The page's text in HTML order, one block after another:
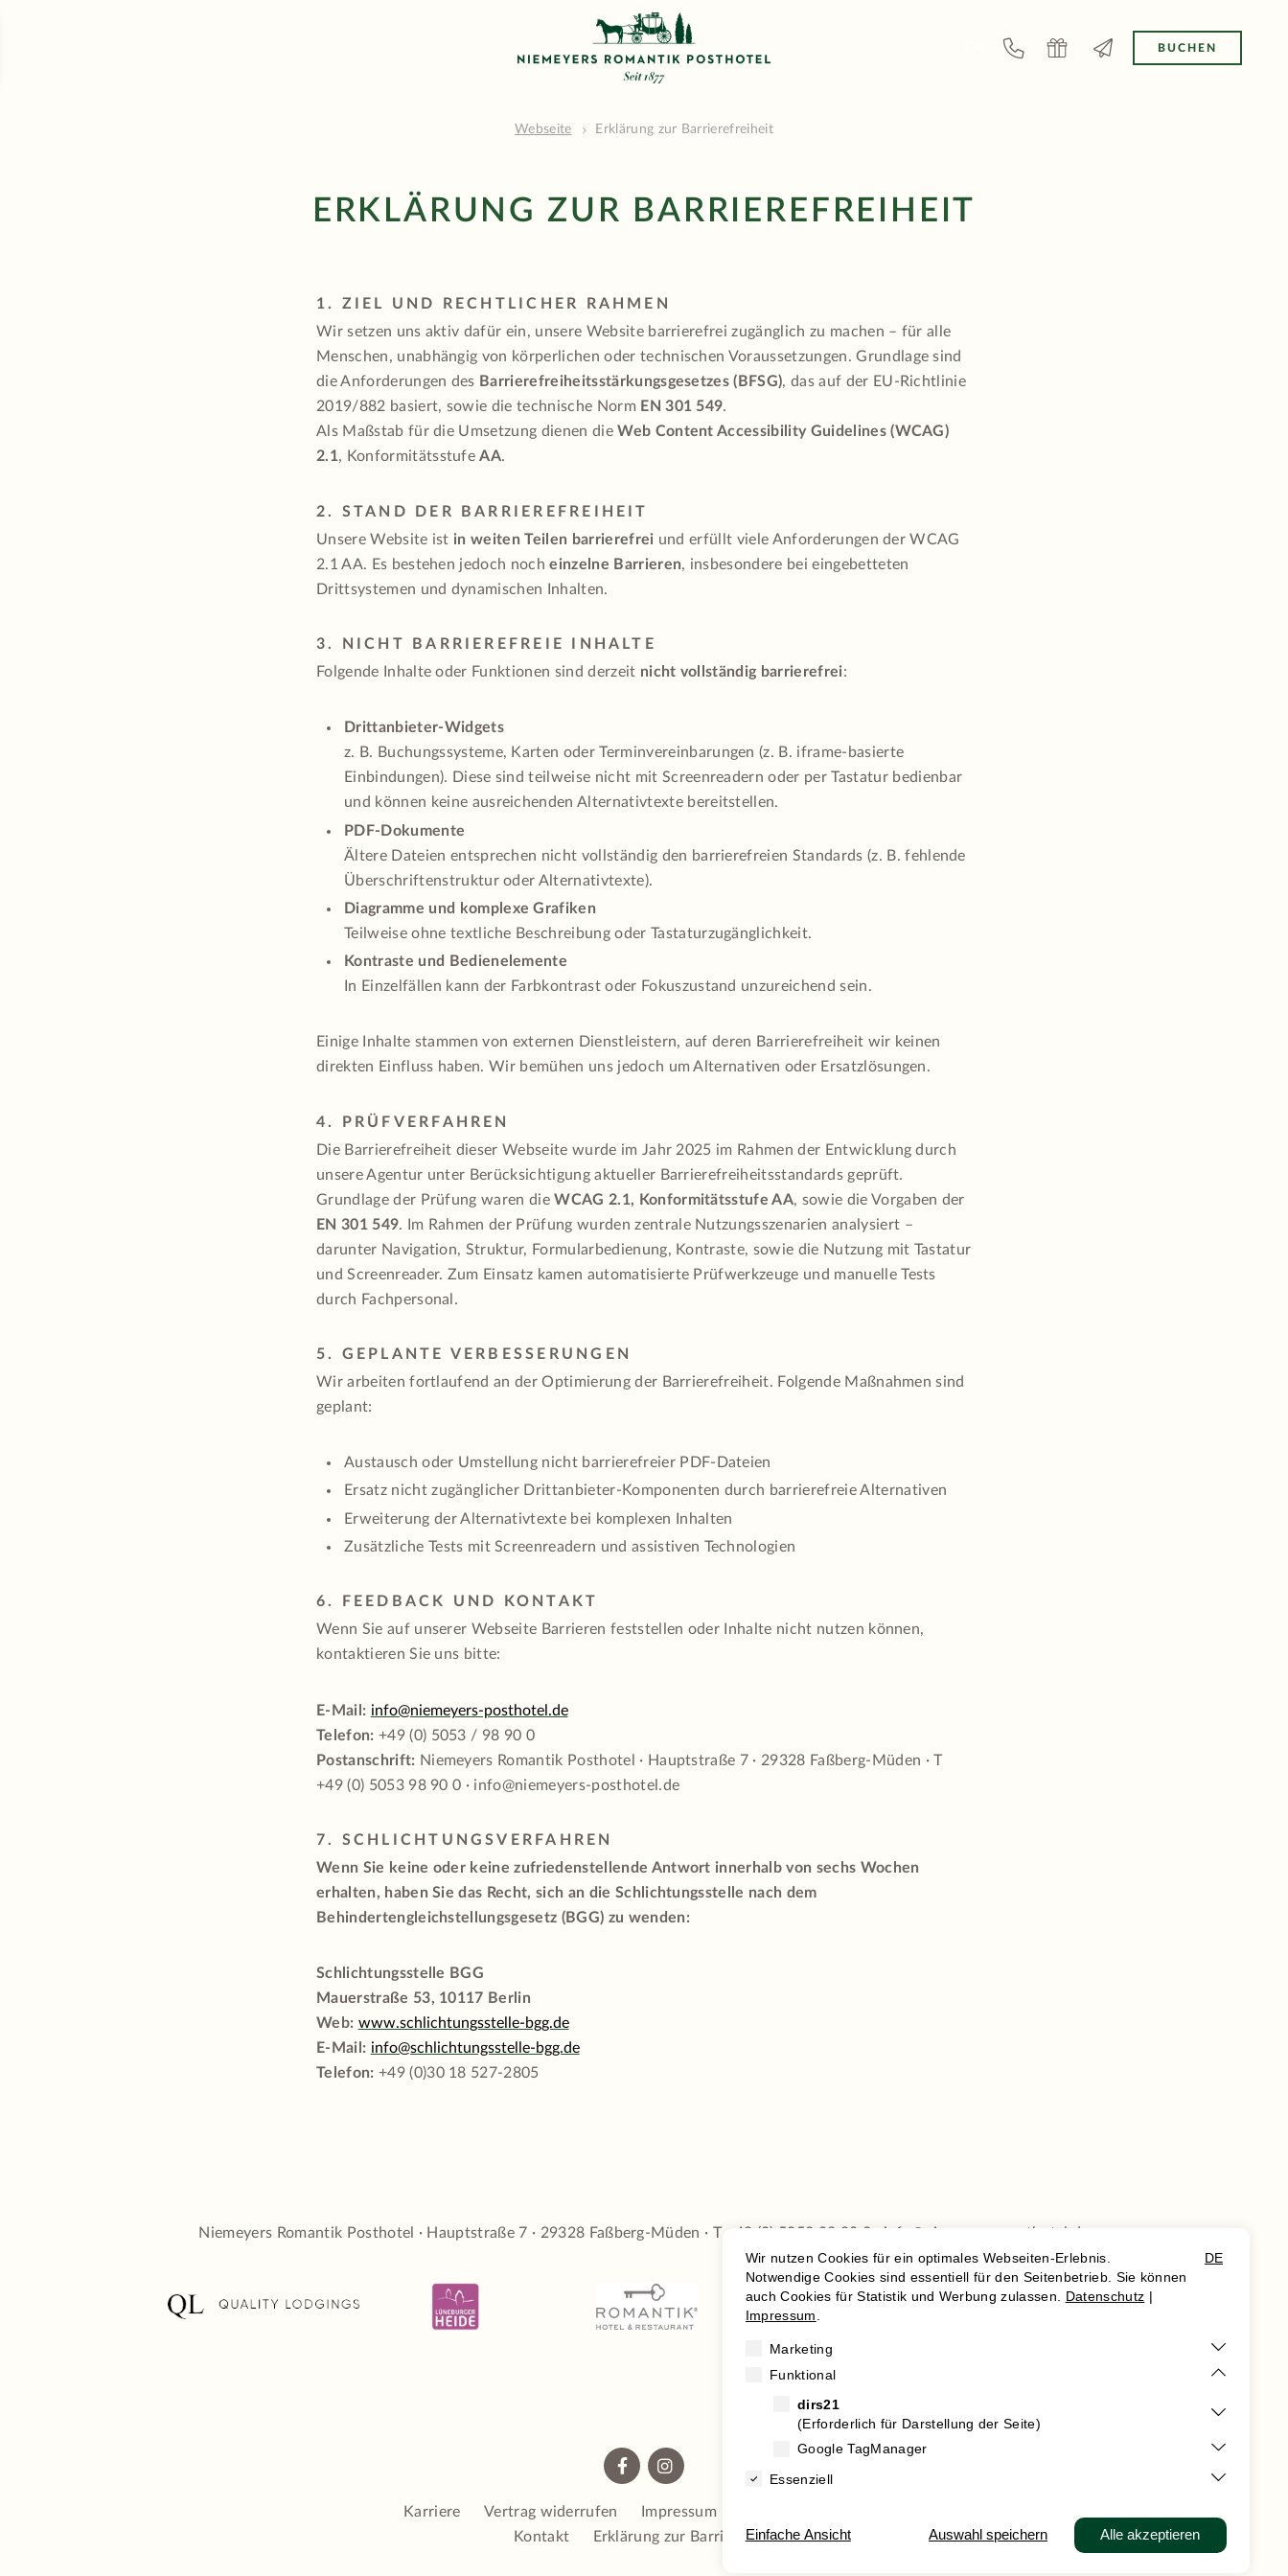
BUCHEN
Webseite Erklärung zur Barrierefreiheit
ERKLÄRUNG ZUR BARRIEREFREIHEIT
1. ZIEL UND RECHTLICHER RAHMEN
Wir setzen uns aktiv dafür ein, unsere Website barrierefrei zugänglich zu machen – für alle
Menschen, unabhängig von körperlichen oder technischen Voraussetzungen. Grundlage sind
die Anforderungen des Barrierefreiheitsstärkungsgesetzes (BFSG), das auf der EU-Richtlinie
2019/882 basiert, sowie die technische Norm EN 301 549.
Als Maßstab für die Umsetzung dienen dieWeb Content Accessibility Guidelines (WCAG)
2.1, KonformitätsstufeAA.
2. STAND DER BARRIEREFREIHEIT
Unsere Website istin weiten Teilen barrierefrei und erfüllt viele Anforderungen der WCAG
2.1 AA. Es bestehen jedoch nocheinzelne Barrieren, insbesondere bei eingebetteten
Drittsystemen und dynamischen Inhalten.
3. NICHT BARRIEREFREIE INHALTE
Folgende Inhalte oder Funktionen sind derzeit nicht vollständig barrierefrei:
Drittanbieter-Widgets
z. B. Buchungssysteme, Karten oder Terminvereinbarungen (z. B. iframe-basierte
Einbindungen). Diese sind teilweise nicht mit Screenreadern oder per Tastatur bedienbar
und können keine ausreichenden Alternativtexte bereitstellen.
PDF-Dokumente
Ältere Dateien entsprechen nicht vollständig den barrierefreien Standards (z. B. fehlende
Überschriftenstruktur oder Alternativtexte).
Diagramme und komplexe Grafiken
Teilweise ohne textliche Beschreibung oder Tastaturzugänglichkeit.
Kontraste und Bedienelemente
In Einzelfällen kann der Farbkontrast oder Fokuszustand unzureichend sein.
Einige Inhalte stammen von externen Dienstleistern, auf deren Barrierefreiheit wir keinen
direkten Einfluss haben. Wir bemühen uns jedoch um Alternativen oder Ersatzlösungen.
4. PRÜFVERFAHREN
Die Barrierefreiheit dieser Webseite wurde im Jahr 2025 im Rahmen der Entwicklung durch
unsere Agentur unter Berücksichtigung aktueller Barrierefreiheitsstandards geprüft.
Grundlage der Prüfung waren dieWCAG 2.1, Konformitätsstufe AA, sowie die Vorgaben der
EN 301 549. Im Rahmen der Prüfung wurden zentrale Nutzungsszenarien analysiert –
darunter Navigation, Struktur, Formularbedienung, Kontraste, sowie die Nutzung mit Tastatur
und Screenreader. Zum Einsatz kamen automatisierte Prüfwerkzeuge und manuelle Tests
durch Fachpersonal.
5. GEPLANTE VERBESSERUNGEN
Wir arbeiten fortlaufend an der Optimierung der Barrierefreiheit. Folgende Maßnahmen sind
geplant:
Austausch oder Umstellung nicht barrierefreier PDF-Dateien
Ersatz nicht zugänglicher Drittanbieter-Komponenten durch barrierefreie Alternativen
Erweiterung der Alternativtexte bei komplexen Inhalten
Zusätzliche Tests mit Screenreadern und assistiven Technologien
6. FEEDBACK UND KONTAKT
Wenn Sie auf unserer Webseite Barrieren feststellen oder Inhalte nicht nutzen können,
kontaktieren Sie uns bitte:
E-Mail: info@niemeyers-posthotel.de
Telefon: +49 (0) 5053 / 98 90 0
Postanschrift: Niemeyers Romantik Posthotel · Hauptstraße 7 · 29328 Faßberg-Müden · T
+49 (0) 5053 98 90 0 · info@niemeyers-posthotel.de
7. SCHLICHTUNGSVERFAHREN
Wenn Sie keine oder keine zufriedenstellende Antwort innerhalb von sechs Wochen
erhalten, haben Sie das Recht, sich an die Schlichtungsstelle nach dem
Behindertengleichstellungsgesetz (BGG) zu wenden:
Schlichtungsstelle BGG
Mauerstraße 53, 10117 Berlin
Web: www.schlichtungsstelle-bgg.de
E-Mail: info@schlichtungsstelle-bgg.de
Telefon: +49 (0)30 18 527-2805
Niemeyers Romantik Posthotel · Hauptstraße 7 · 29328 Faßberg-Müden · T +49 (0) 5053 98 90 0 info@niemeyers-posthotel.de
Karriere Vertrag widerrufen Impressum
Kontakt
Erklärung zur Barrierefreiheit
 